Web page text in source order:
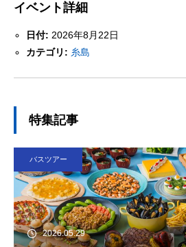
イベント詳細
日付: 2026年8月22日
カテゴリ: 糸島
特集記事
バスツアー
2026.05.29